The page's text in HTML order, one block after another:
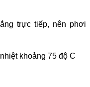
trực tiếp, nên phơi
khoảng 75 độ C